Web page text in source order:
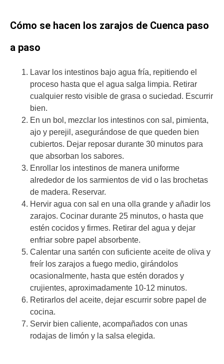
Cómo se hacen los zarajos de Cuenca paso
a paso
Lavar los intestinos bajo agua fría, repitiendo el
proceso hasta que el agua salga limpia. Retirar
cualquier resto visible de grasa o suciedad. Escurrir
bien.
En un bol, mezclar los intestinos con sal, pimienta,
ajo y perejil, asegurándose de que queden bien
cubiertos. Dejar reposar durante 30 minutos para
que absorban los sabores.
Enrollar los intestinos de manera uniforme
alrededor de los sarmientos de vid o las brochetas
de madera. Reservar.
Hervir agua con sal en una olla grande y añadir los
zarajos. Cocinar durante 25 minutos, o hasta que
estén cocidos y firmes. Retirar del agua y dejar
enfriar sobre papel absorbente.
Calentar una sartén con suficiente aceite de oliva y
freír los zarajos a fuego medio, girándolos
ocasionalmente, hasta que estén dorados y
crujientes, aproximadamente 10-12 minutos.
Retirarlos del aceite, dejar escurrir sobre papel de
cocina.
Servir bien caliente, acompañados con unas
rodajas de limón y la salsa elegida.